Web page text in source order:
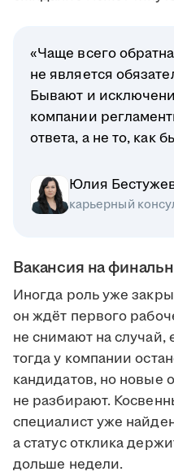
«Чаще всего
не является
Бывают и
компании
ответа, а не то, как
Юлия
карьерный
Вакансия на
Иногда роль уже
он ждёт первого
не снимают на
тогда у компании
кандидатов, но новые
не разбирают.
специалист уже
а статус отклика
дольше недели.